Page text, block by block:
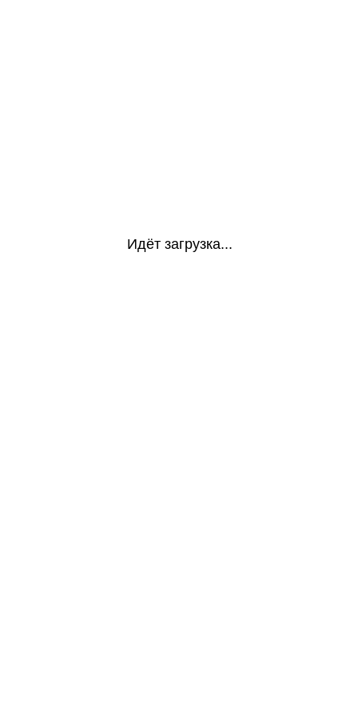
Идёт загрузка...